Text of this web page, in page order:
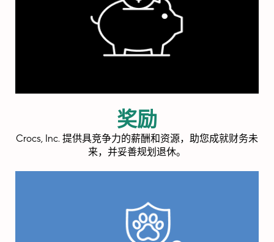
奖励
Crocs, Inc. 提供具竞争力的薪酬和资源，助您成就财务未
来，并妥善规划退休。